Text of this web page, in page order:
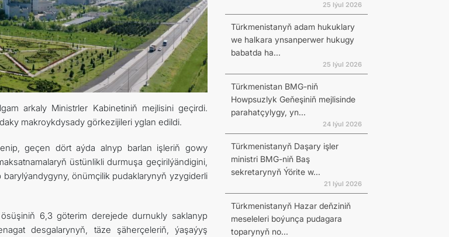
MAÝA GOÝUMLAR
ARAGATNAŞYK
arkaly Ministrler Kabinetiniň mejlisini geçirdi.
makroykdysady görkezijileri yglan edildi.
geçen dört aýda alnyp barlan işleriň gowy
üstünlikli durmuşa geçirilýändigini,
önümçilik pudaklarynyň yzygiderli
6,3 göterim derejede durnukly saklanyp
desgalarynyň, täze şäherçeleriň, ýaşaýyş
25 Iýul 2026
Türkmenistanyň adam hukuklary
we halkara ynsanperwer hukugy
babatda ha...
25 Iýul 2026
Türkmenistan BMG-niň
Howpsuzlyk Geňeşiniň mejlisinde
parahatçylygy, yn...
24 Iýul 2026
Türkmenistanyň Daşary işler
ministri BMG-niň Baş
sekretarynyň Ýörite w...
21 Iýul 2026
Türkmenistanyň Hazar deňziniň
meseleleri boýunça pudagara
toparynyň no...